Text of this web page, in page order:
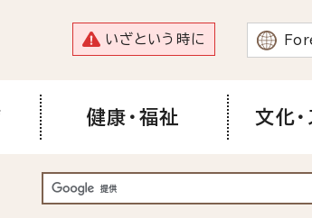
いざという時に
健康・福祉 文化